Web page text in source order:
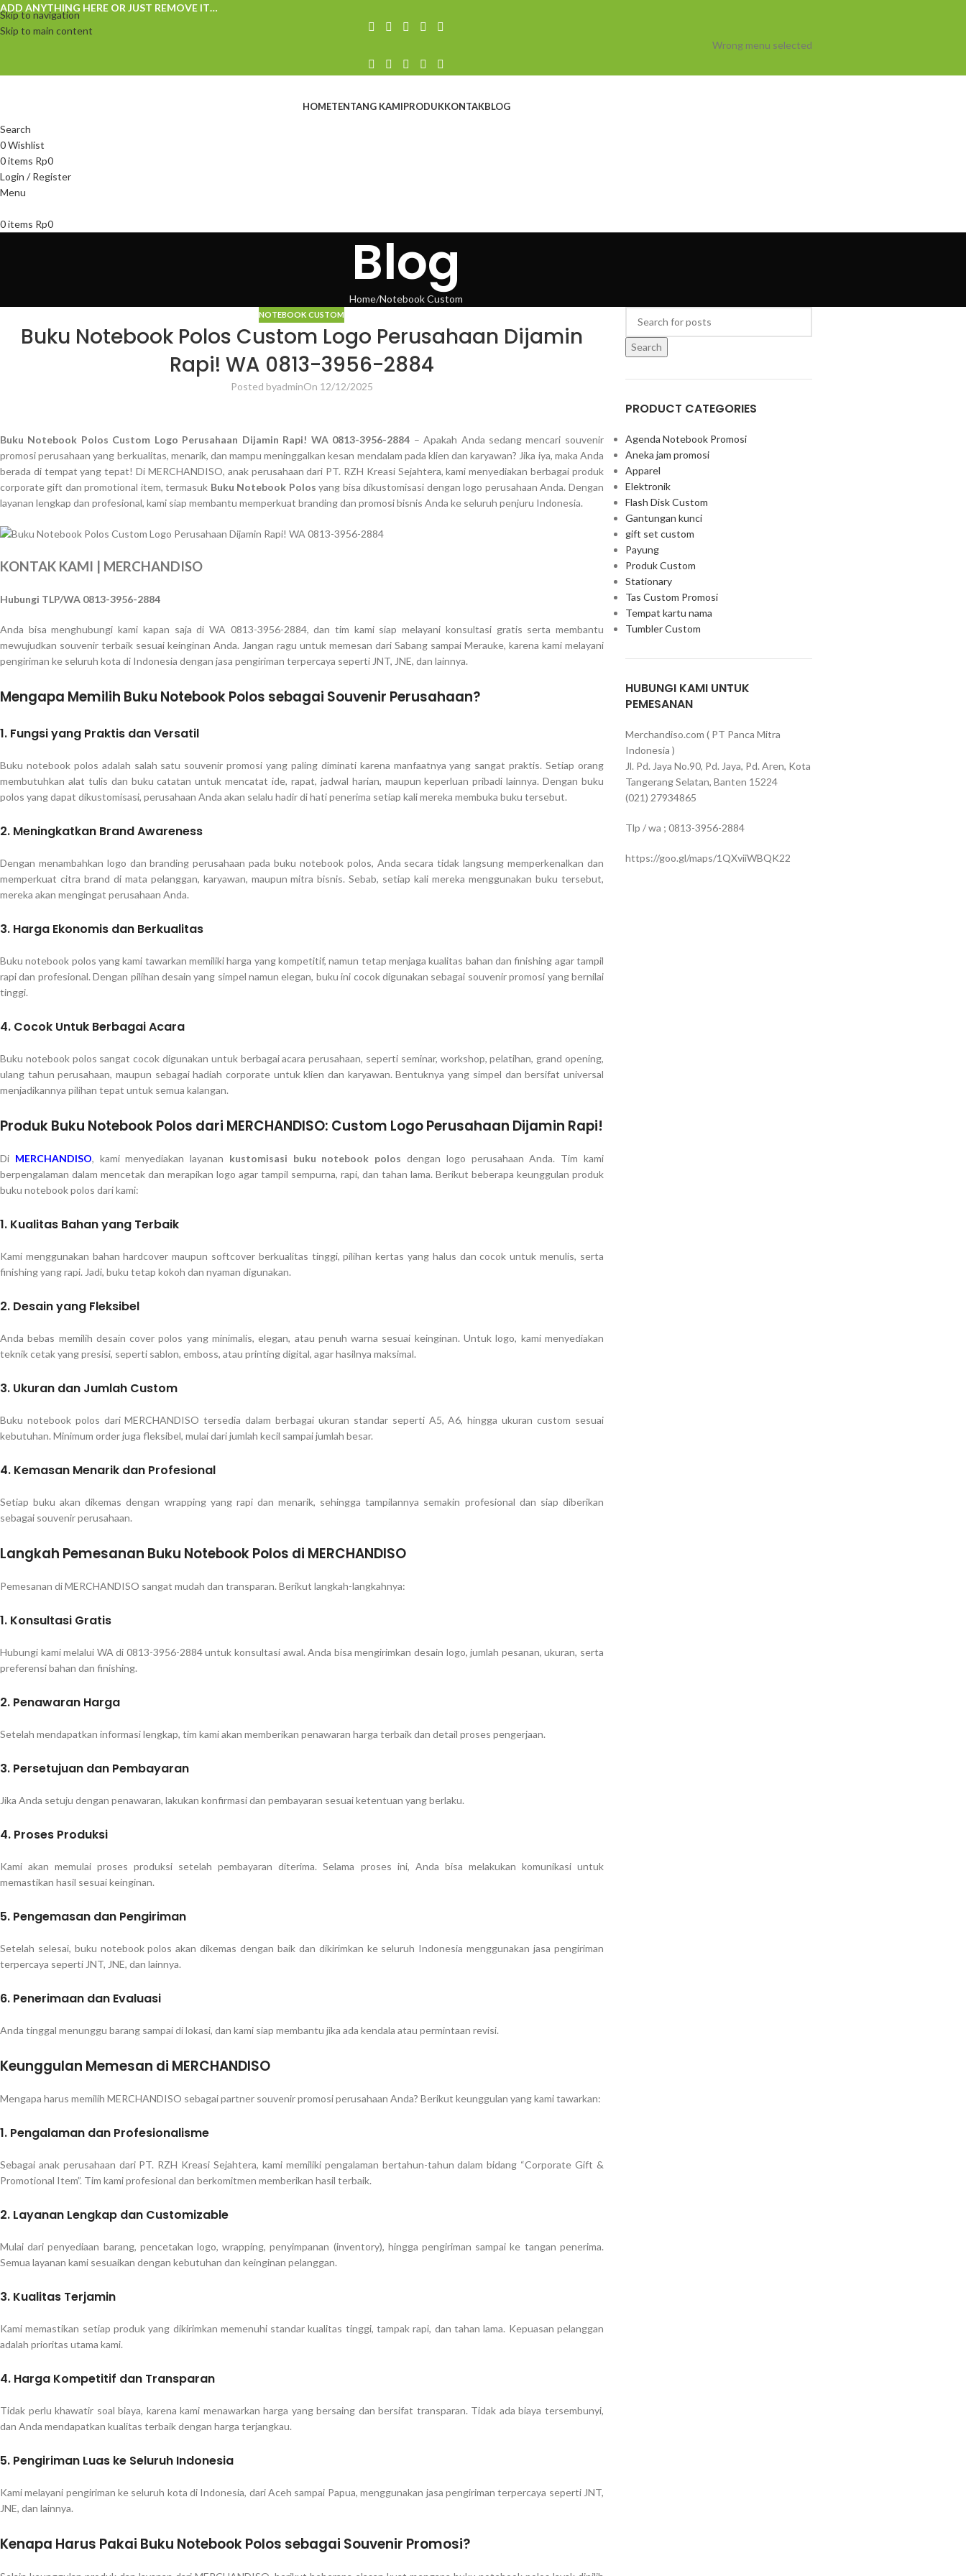
Skip to navigation
Skip to main content
ADD ANYTHING HERE OR JUST REMOVE IT…
Wrong menu selected
HOMETENTANG KAMIPRODUKKONTAKBLOG
Search
0Wishlist
0items Rp0
Login / Register
Menu
0items Rp0
Blog
Home Notebook Custom
NOTEBOOK CUSTOM
Buku Notebook Polos Custom Logo Perusahaan Dijamin
Rapi! WA 0813-3956-2884
Posted byadminOn 12/12/2025
Buku Notebook Polos Custom Logo Perusahaan Dijamin Rapi! WA 0813-3956-2884 – Apakah Anda sedang mencari souvenir
promosi perusahaan yang berkualitas, menarik, dan mampu meninggalkan kesan mendalam pada klien dan karyawan? Jika iya, maka Anda
berada di tempat yang tepat! Di MERCHANDISO, anak perusahaan dari PT. RZH Kreasi Sejahtera, kami menyediakan berbagai produk
corporate gift dan promotional item, termasuk Buku Notebook Polos yang bisa dikustomisasi dengan logo perusahaan Anda. Dengan
layanan lengkap dan profesional, kami siap membantu memperkuat branding dan promosi bisnis Anda ke seluruh penjuru Indonesia.
KONTAK KAMI | MERCHANDISO
Hubungi TLP/WA 0813-3956-2884
Anda bisa menghubungi kami kapan saja di WA 0813-3956-2884, dan tim kami siap melayani konsultasi gratis serta membantu
mewujudkan souvenir terbaik sesuai keinginan Anda. Jangan ragu untuk memesan dari Sabang sampai Merauke, karena kami melayani
pengiriman ke seluruh kota di Indonesia dengan jasa pengiriman terpercaya seperti JNT, JNE, dan lainnya.
Mengapa Memilih Buku Notebook Polos sebagai Souvenir Perusahaan?
1. Fungsi yang Praktis dan Versatil
Buku notebook polos adalah salah satu souvenir promosi yang paling diminati karena manfaatnya yang sangat praktis. Setiap orang
membutuhkan alat tulis dan buku catatan untuk mencatat ide, rapat, jadwal harian, maupun keperluan pribadi lainnya. Dengan buku
polos yang dapat dikustomisasi, perusahaan Anda akan selalu hadir di hati penerima setiap kali mereka membuka buku tersebut.
2. Meningkatkan Brand Awareness
Dengan menambahkan logo dan branding perusahaan pada buku notebook polos, Anda secara tidak langsung memperkenalkan dan
memperkuat citra brand di mata pelanggan, karyawan, maupun mitra bisnis. Sebab, setiap kali mereka menggunakan buku tersebut,
mereka akan mengingat perusahaan Anda.
3. Harga Ekonomis dan Berkualitas
Buku notebook polos yang kami tawarkan memiliki harga yang kompetitif, namun tetap menjaga kualitas bahan dan finishing agar tampil
rapi dan profesional. Dengan pilihan desain yang simpel namun elegan, buku ini cocok digunakan sebagai souvenir promosi yang bernilai
tinggi.
4. Cocok Untuk Berbagai Acara
Buku notebook polos sangat cocok digunakan untuk berbagai acara perusahaan, seperti seminar, workshop, pelatihan, grand opening,
ulang tahun perusahaan, maupun sebagai hadiah corporate untuk klien dan karyawan. Bentuknya yang simpel dan bersifat universal
menjadikannya pilihan tepat untuk semua kalangan.
Produk Buku Notebook Polos dari MERCHANDISO: Custom Logo Perusahaan Dijamin Rapi!
Di MERCHANDISO, kami menyediakan layanan kustomisasi buku notebook polos dengan logo perusahaan Anda. Tim kami
berpengalaman dalam mencetak dan merapikan logo agar tampil sempurna, rapi, dan tahan lama. Berikut beberapa keunggulan produk
buku notebook polos dari kami:
1. Kualitas Bahan yang Terbaik
Kami menggunakan bahan hardcover maupun softcover berkualitas tinggi, pilihan kertas yang halus dan cocok untuk menulis, serta
finishing yang rapi. Jadi, buku tetap kokoh dan nyaman digunakan.
2. Desain yang Fleksibel
Anda bebas memilih desain cover polos yang minimalis, elegan, atau penuh warna sesuai keinginan. Untuk logo, kami menyediakan
teknik cetak yang presisi, seperti sablon, emboss, atau printing digital, agar hasilnya maksimal.
3. Ukuran dan Jumlah Custom
Buku notebook polos dari MERCHANDISO tersedia dalam berbagai ukuran standar seperti A5, A6, hingga ukuran custom sesuai
kebutuhan. Minimum order juga fleksibel, mulai dari jumlah kecil sampai jumlah besar.
4. Kemasan Menarik dan Profesional
Setiap buku akan dikemas dengan wrapping yang rapi dan menarik, sehingga tampilannya semakin profesional dan siap diberikan
sebagai souvenir perusahaan.
Langkah Pemesanan Buku Notebook Polos di MERCHANDISO
Pemesanan di MERCHANDISO sangat mudah dan transparan. Berikut langkah-langkahnya:
1. Konsultasi Gratis
Hubungi kami melalui WA di 0813-3956-2884 untuk konsultasi awal. Anda bisa mengirimkan desain logo, jumlah pesanan, ukuran, serta
preferensi bahan dan finishing.
2. Penawaran Harga
Setelah mendapatkan informasi lengkap, tim kami akan memberikan penawaran harga terbaik dan detail proses pengerjaan.
3. Persetujuan dan Pembayaran
Jika Anda setuju dengan penawaran, lakukan konfirmasi dan pembayaran sesuai ketentuan yang berlaku.
4. Proses Produksi
Kami akan memulai proses produksi setelah pembayaran diterima. Selama proses ini, Anda bisa melakukan komunikasi untuk
memastikan hasil sesuai keinginan.
5. Pengemasan dan Pengiriman
Setelah selesai, buku notebook polos akan dikemas dengan baik dan dikirimkan ke seluruh Indonesia menggunakan jasa pengiriman
terpercaya seperti JNT, JNE, dan lainnya.
6. Penerimaan dan Evaluasi
Anda tinggal menunggu barang sampai di lokasi, dan kami siap membantu jika ada kendala atau permintaan revisi.
Keunggulan Memesan di MERCHANDISO
Mengapa harus memilih MERCHANDISO sebagai partner souvenir promosi perusahaan Anda? Berikut keunggulan yang kami tawarkan:
1. Pengalaman dan Profesionalisme
Sebagai anak perusahaan dari PT. RZH Kreasi Sejahtera, kami memiliki pengalaman bertahun-tahun dalam bidang “Corporate Gift &
Promotional Item”. Tim kami profesional dan berkomitmen memberikan hasil terbaik.
2. Layanan Lengkap dan Customizable
Mulai dari penyediaan barang, pencetakan logo, wrapping, penyimpanan (inventory), hingga pengiriman sampai ke tangan penerima.
Semua layanan kami sesuaikan dengan kebutuhan dan keinginan pelanggan.
3. Kualitas Terjamin
Kami memastikan setiap produk yang dikirimkan memenuhi standar kualitas tinggi, tampak rapi, dan tahan lama. Kepuasan pelanggan
adalah prioritas utama kami.
4. Harga Kompetitif dan Transparan
Tidak perlu khawatir soal biaya, karena kami menawarkan harga yang bersaing dan bersifat transparan. Tidak ada biaya tersembunyi,
dan Anda mendapatkan kualitas terbaik dengan harga terjangkau.
5. Pengiriman Luas ke Seluruh Indonesia
Kami melayani pengiriman ke seluruh kota di Indonesia, dari Aceh sampai Papua, menggunakan jasa pengiriman terpercaya seperti JNT,
JNE, dan lainnya.
Kenapa Harus Pakai Buku Notebook Polos sebagai Souvenir Promosi?
Search
PRODUCT CATEGORIES
Agenda Notebook Promosi
Aneka jam promosi
Apparel
Elektronik
Flash Disk Custom
Gantungan kunci
gift set custom
Payung
Produk Custom
Stationary
Tas Custom Promosi
Tempat kartu nama
Tumbler Custom
HUBUNGI KAMI UNTUK
PEMESANAN
Merchandiso.com ( PT Panca Mitra
Indonesia )
Jl. Pd. Jaya No.90, Pd. Jaya, Pd. Aren, Kota
Tangerang Selatan, Banten 15224
(021) 27934865
Tlp / wa ; 0813-3956-2884
https://goo.gl/maps/1QXviiWBQK22